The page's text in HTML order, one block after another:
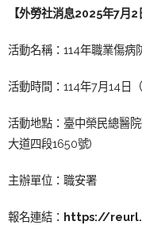
【外勞社消息2025年7月2
活動名稱：114年職業傷病
活動時間：114年7月14日
活動地點：臺中榮民總醫
大道四段1650號)
主辦單位：職安署
報名連結： https://